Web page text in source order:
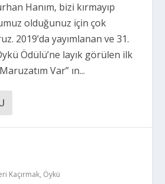
Hanım, bizi kırmayıp
olduğunuz için çok
2019’da yayımlanan ve 31.
Ödülü’ne layık görülen ilk
Var” ın...
Kaçırmak, Öykü